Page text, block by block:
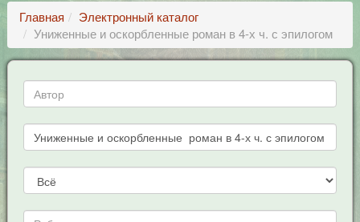
Главная
Электронный каталог
Униженные и оскорбленные роман в 4-х ч. с эпилогом